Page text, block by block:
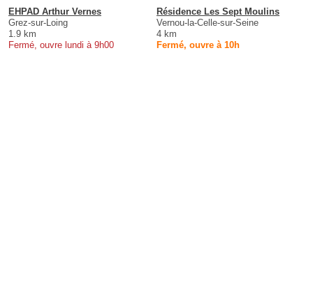
EHPAD Arthur Vernes
Grez-sur-Loing
1.9 km
Fermé, ouvre lundi à 9h00
Résidence Les Sept Moulins
Vernou-la-Celle-sur-Seine
4 km
Fermé, ouvre à 10h